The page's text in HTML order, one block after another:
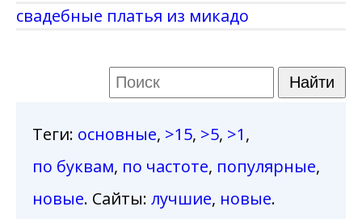
свадебные платья из микадо
Теги: основные, >15, >5, >1,
по буквам, по частоте, популярные,
новые. Сайты: лучшие, новые.